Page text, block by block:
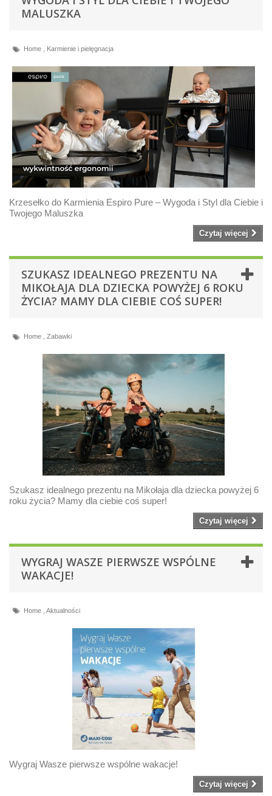
MALUSZKA
Home Karmienie i pielęgnacja
Krzesełko do Karmienia Espiro Pure – Wygoda i Styl dla Ciebie i
Twojego Maluszka
Czytaj więcej
SZUKASZ IDEALNEGO PREZENTU NA
MIKOŁAJA DLA DZIECKA POWYŻEJ 6 ROKU
ŻYCIA? MAMY DLA CIEBIE COŚ SUPER!
Home Zabawki
Szukasz idealnego prezentu na Mikołaja dla dziecka powyżej 6
roku życia? Mamy dla ciebie coś super!
Czytaj więcej
WYGRAJ WASZE PIERWSZE WSPÓLNE
WAKACJE!
Home Aktualności
Wygraj Wasze pierwsze wspólne wakacje!
Czytaj więcej